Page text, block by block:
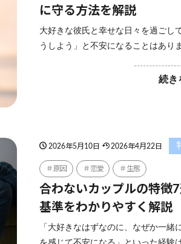
に守る方法を解説
大好きな彼氏と幸せな日々を過ごし
うしよう」と不安になることはあり
続き
2026年5月10日 2026年4月22日
原因 恋愛 生態
合わないカップルの特徴
基準をわかりやすく解説
「大好きなはずなのに、なぜか一